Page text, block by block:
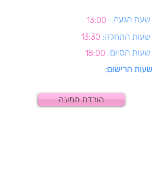
13:00 שעת הגעה:
13:30 שעות התחלה:
18:00 שעות הסיום:
שעות הרישום:
הורדת תמונה